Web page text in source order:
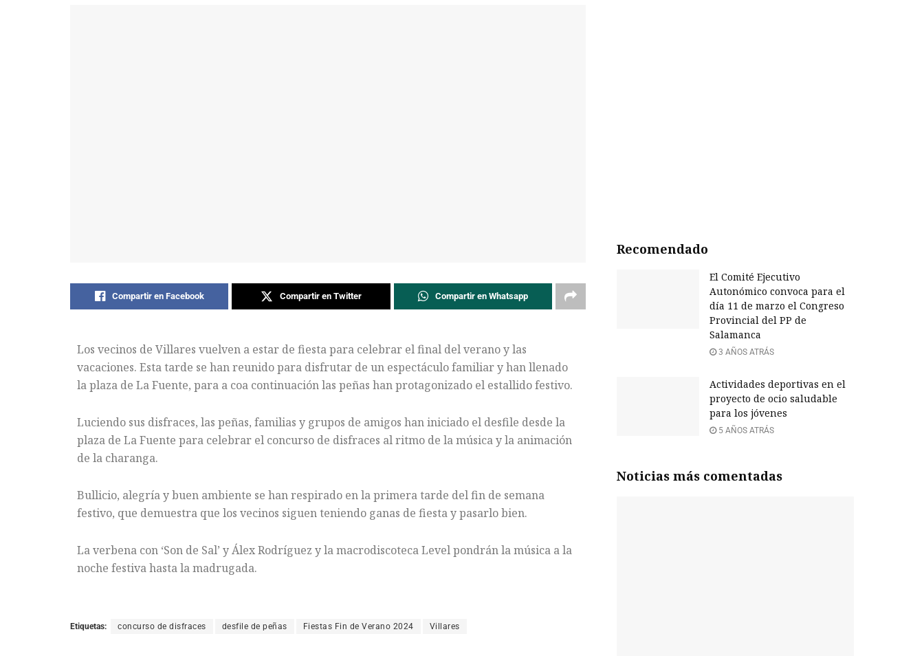
Compartir en Facebook Compartir en Twitter Compartir en Whatsapp
Los vecinos de Villares vuelven a estar de fiesta para celebrar el final del verano y las
vacaciones. Esta tarde se han reunido para disfrutar de un espectáculo familiar y han llenado
la plaza de La Fuente, para a coa continuación las peñas han protagonizado el estallido festivo.
Luciendo sus disfraces, las peñas, familias y grupos de amigos han iniciado el desfile desde la
plaza de La Fuente para celebrar el concurso de disfraces al ritmo de la música y la animación
de la charanga.
Bullicio, alegría y buen ambiente se han respirado en la primera tarde del fin de semana
festivo, que demuestra que los vecinos siguen teniendo ganas de fiesta y pasarlo bien.
La verbena con ‘Son de Sal’ y Álex Rodríguez y la macrodiscoteca Level pondrán la música a la
noche festiva hasta la madrugada.
Etiquetas: concurso de disfraces desfile de peñas Fiestas Fin de Verano 2024 Villares
Recomendado
El Comité Ejecutivo
Autonómico convoca para el
día 11 de marzo el Congreso
Provincial del PP de
Salamanca
3 AÑOS ATRÁS
Actividades deportivas en el
proyecto de ocio saludable
para los jóvenes
5 AÑOS ATRÁS
Noticias más comentadas